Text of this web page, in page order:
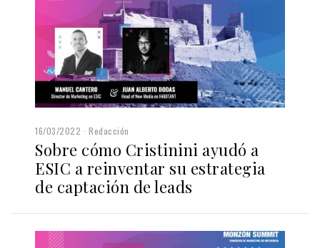
16/03/2022 Redacción
Sobre cómo Cristinini ayudó a
ESIC a reinventar su estrategia
de captación de leads